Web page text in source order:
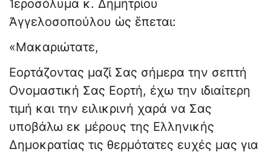
Ἱεροσόλυμα κ. Δημητρίου
Ἀγγελοσοπούλου ὡς ἕπεται:
«Μακαριώτατε,
Εορτάζοντας μαζί Σας σήμερα την σεπτή
Ονομαστική Σας Εορτή, έχω την ιδιαίτερη
τιμή και την ειλικρινή χαρά να Σας
υποβάλω εκ μέρους της Ελληνικής
Δημοκρατίας τις θερμότατες ευχές μας για